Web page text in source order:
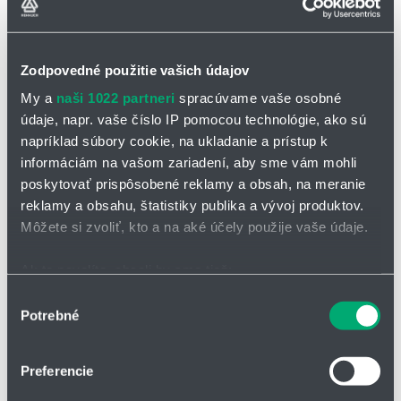
Zodpovedné použitie vašich údajov
My a naši 1022 partneri spracúvame vaše osobné
údaje, napr. vaše číslo IP pomocou technológie, ako sú
napríklad súbory cookie, na ukladanie a prístup k
informáciám na vašom zariadení, aby sme vám mohli
poskytovať prispôsobené reklamy a obsah, na meranie
reklamy a obsahu, štatistiky publika a vývoj produktov.
Môžete si zvoliť, kto a na aké účely použije vaše údaje.
polohe s presnosťou na niekoľko metrov
Viac informácií o tom, ako sa spracúvajú vaše osobné
súhlasu
Potrebné
Preferencie
Pádlový strážič prietoku UB1
médium: voda (olej a agresívne médiá na dopyt)
rozsah prietoku: 1,2 - 34 m3/h
pripojenie: závit R 1" / príruba DN 32; tlak: PN 16; teplota